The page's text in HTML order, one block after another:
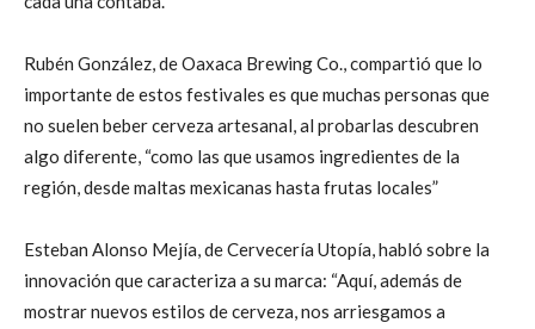
Rubén González, de Oaxaca Brewing Co., compartió que lo
importante de estos festivales es que muchas personas que
no suelen beber cerveza artesanal, al probarlas descubren
algo diferente, “como las que usamos ingredientes de la
región, desde maltas mexicanas hasta frutas locales”
Esteban Alonso Mejía, de Cervecería Utopía, habló sobre la
innovación que caracteriza a su marca: “Aquí, además de
mostrar nuevos estilos de cerveza, nos arriesgamos a